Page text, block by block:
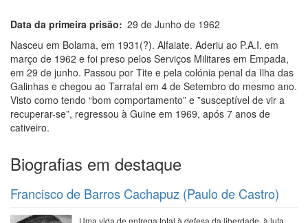
Data da primeira prisão
29 de Junho de 1962
Nasceu em Bolama, em 1931(?). Alfaiate. Aderiu ao P.A.I. em
março de 1962 e foi preso pelos Serviços Militares em Empada,
em 29 de junho. Passou por Tite e pela colónia penal da Ilha das
Galinhas e chegou ao Tarrafal em 4 de Setembro do mesmo ano.
Visto como tendo “bom comportamento” e ”susceptível de vir a
recuperar-se”, regressou à Guine em 1969, após 7 anos de
cativeiro.
Biografias em destaque
Francisco de Barros Cachapuz (Paulo de Castro)
Uma vida de entrega total à defesa da liberdade, à luta